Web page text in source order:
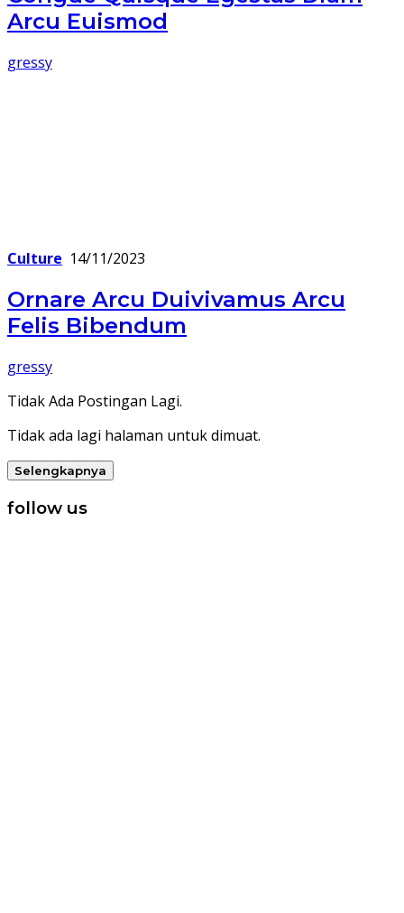
Arcu Euismod
gressy
Culture 14/11/2023
Ornare Arcu Duivivamus Arcu
Felis Bibendum
gressy
Tidak Ada Postingan Lagi.
Tidak ada lagi halaman untuk dimuat.
Selengkapnya
follow us